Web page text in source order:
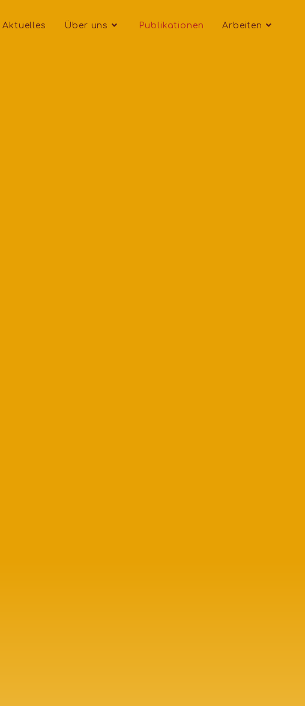
Aktuelles Über uns Publikationen Arbeiten